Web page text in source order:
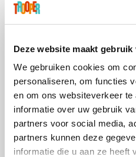
Deze website maakt gebruik
We gebruiken cookies om
personaliseren, om functies
en om ons websiteverkeer
informatie over uw gebruik
partners voor social media,
partners kunnen deze
informatie die u aan ze heeft
Prijsvrij
Vidaxl Lampenlicht.be
All Accor